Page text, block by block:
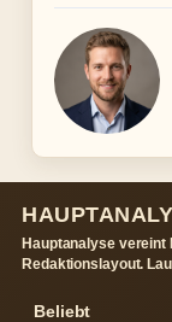
Hauptanalyse vereint
Redaktionslayout.
Beliebt